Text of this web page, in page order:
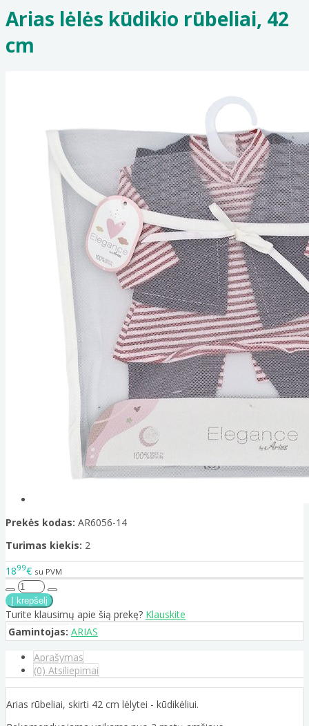
Arias lėlės kūdikio rūbeliai, 42
cm
Prekės kodas: AR6056-14
Turimas kiekis: 2
1899€ su PVM
Turite klausimų apie šią prekę? Klauskite
Gamintojas: ARIAS
Aprašymas
(0) Atsiliepimai
Arias rūbeliai, skirti 42 cm lėlytei - kūdikėliui.